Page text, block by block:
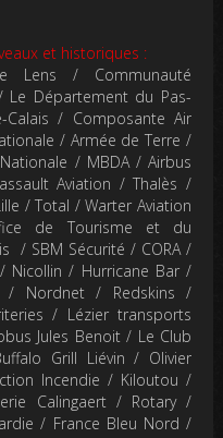
et historiques :
Lens / Communauté
Le Département du Pas-
Calais / Composante Air
/ Armée de Terre /
/ MBDA / Airbus
Aviation / Thalès /
/ Total / Warter Aviation
de Tourisme et du
/ SBM Sécurité / CORA /
Nicollin / Hurricane Bar /
/ Nordnet / Redskins /
/ Lézier transports
Jules Benoit / Le Club
Grill Liévin / Olivier
Incendie / Kiloutou /
Calingaert / Rotary /
/ France Bleu Nord /